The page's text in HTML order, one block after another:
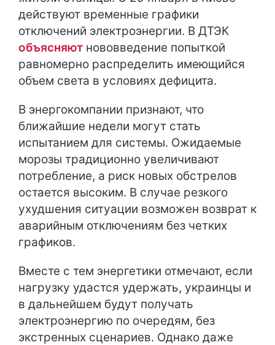
действуют временные графики
отключений электроэнергии. В ДТЭК
объясняют нововведение попыткой
равномерно распределить имеющийся
объем света в условиях дефицита.
В энергокомпании признают, что
ближайшие недели могут стать
испытанием для системы. Ожидаемые
морозы традиционно увеличивают
потребление, а риск новых обстрелов
остается высоким. В случае резкого
ухудшения ситуации возможен возврат к
аварийным отключениям без четких
графиков.
Вместе с тем энергетики отмечают, если
нагрузку удастся удержать, украинцы и
в дальнейшем будут получать
электроэнергию по очередям, без
экстренных сценариев. Однако даже